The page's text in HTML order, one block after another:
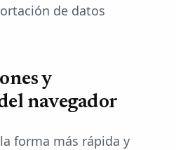
de datos
y
navegador
forma más rápida y